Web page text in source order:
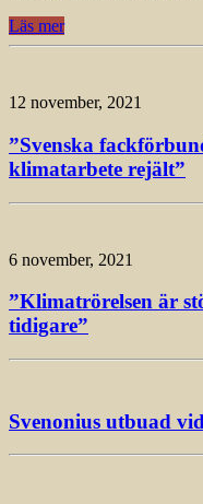
Läs mer
12 november, 2021
”Svenska
klimatarbete rejält”
6 november, 2021
”Klimatrörelsen är
tidigare”
Svenonius utbuad